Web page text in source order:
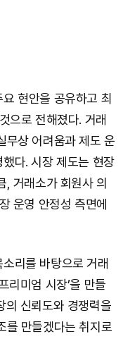
현안을 공유하고 최
으로 전해졌다. 거래
무상 어려움과 제도 운
다. 시장 제도는 현장
, 거래소가 회원사 의
운영 안정성 측면에
리를 바탕으로 거래
리미엄 시장’을 만들
의 신뢰도와 경쟁력을
를 만들겠다는 취지로